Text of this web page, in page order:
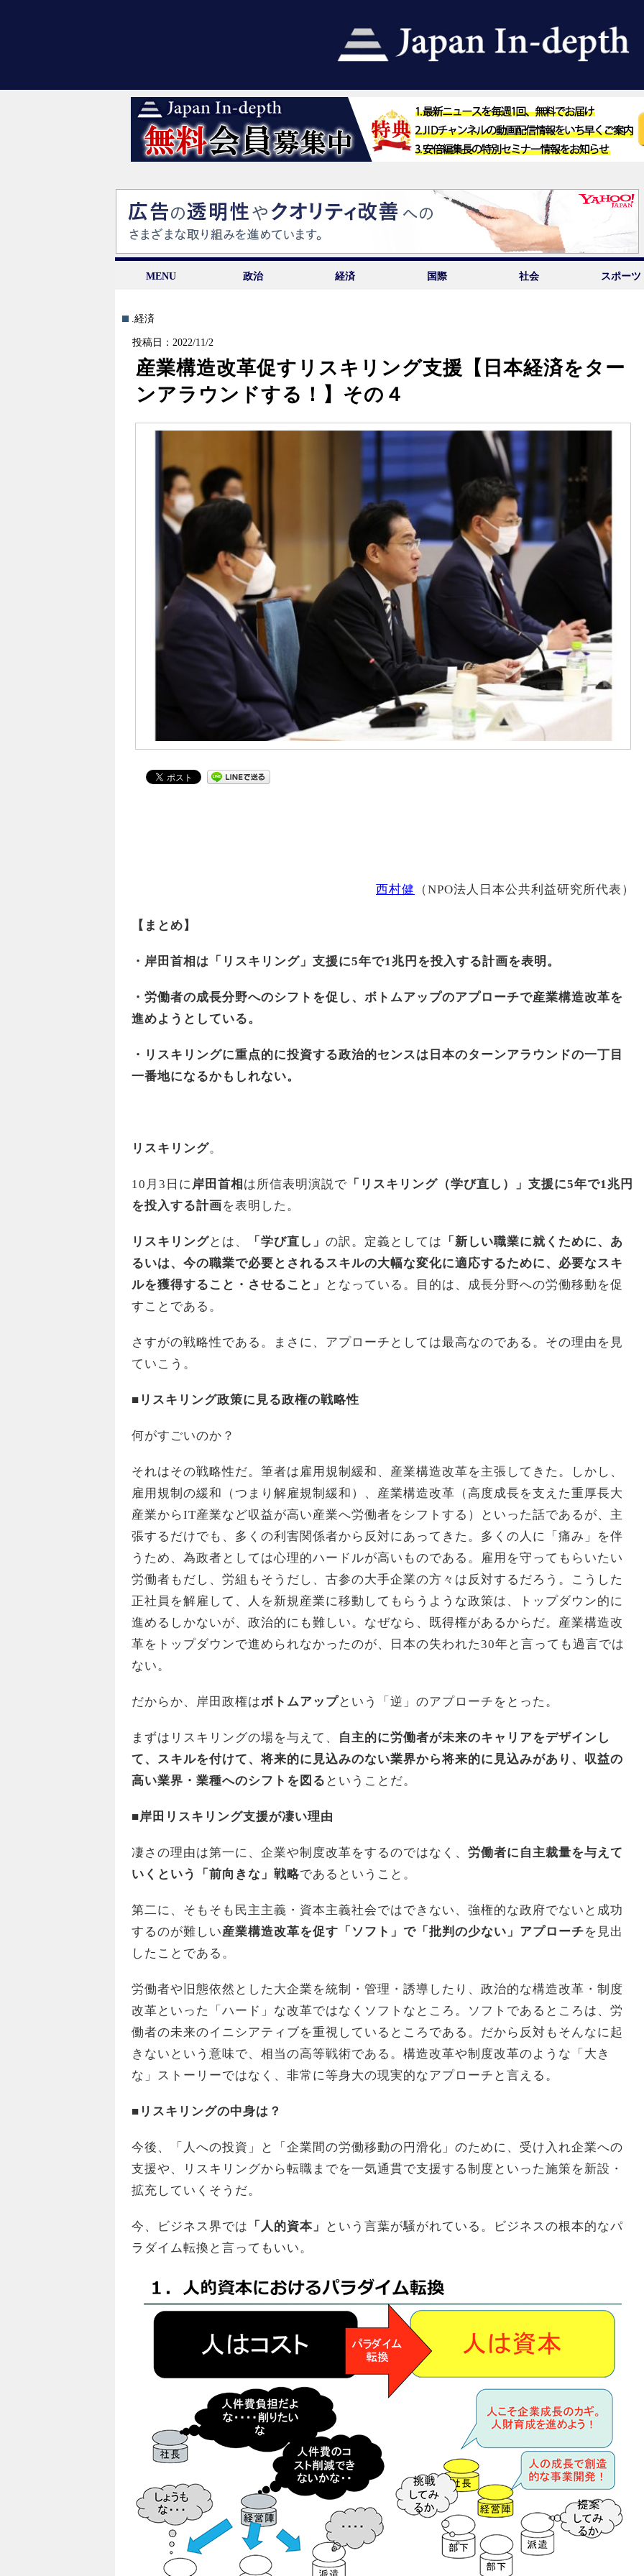
MENU 政治 経済 国際 社会 スポーツ
.経済
投稿日：2022/11/2
産業構造改革促すリスキリング支援【日本経済をター
ンアラウンドする！】その４
西村健 （NPO法人日本公共利益研究所代表）
【まとめ】
・ 岸田首相は「リスキリング」支援に5年で1兆円を投入する計画を表明。
・ 労働者の成長分野へのシフトを促し、ボトムアップのアプローチで産業構造改革を
進めようとしている。
・リスキリングに重点的に投資する政治的センスは日本のターンアラウンドの一丁目
一番地になるかもしれない。
リスキリング。
10月3日に岸田首相 は所信表明演説で 「リスキリング（学び直し）」支援に5年で1兆円
を投入する計画を表明した。
リスキリングとは、 「学び直し」 の訳。定義としては
「新しい職業に就くために、あ
るいは、今の職業で必要とされるスキルの大幅な変化に適応するために、必要なスキ
ルを獲得すること・させること」
となっている。目的は、成長分野への労働移動を促
すことである。
さすがの戦略性である。まさに、アプローチとしては最高なのである。その理由を見
ていこう。
■リスキリング政策に見る政権の戦略性
何がすごいのか？
それはその戦略性だ。筆者は雇用規制緩和、産業構造改革を主張してきた。しかし、
雇用規制の緩和（つまり解雇規制緩和）、産業構造改革（高度成長を支えた重厚長大
産業からIT産業など収益が高い産業へ労働者をシフトする）といった話であるが、主
張するだけでも、多くの利害関係者から反対にあってきた。多くの人に「痛み」を伴
うため、為政者としては心理的ハードルが高いものである。雇用を守ってもらいたい
労働者もだし、労組もそうだし、古参の大手企業の方々は反対するだろう。こうした
正社員を解雇して、人を新規産業に移動してもらうような政策は、トップダウン的に
進めるしかないが、政治的にも難しい。なぜなら、既得権があるからだ。産業構造改
革をトップダウンで進められなかったのが、日本の失われた30年と言っても過言では
ない。
だからか、岸田政権はボトムアップという「逆」のアプローチをとった。
まずはリスキリングの場を与えて、
自主的に労働者が未来のキャリアをデザインし
て、スキルを付けて、将来的に見込みのない業界から将来的に見込みがあり、収益の
高い業界・業種へのシフトを図る ということだ。
■岸田リスキリング支援が凄い理由
凄さの理由は第一に、企業や制度改革をするのではなく、 労働者に自主裁量を与えて
いくという「前向きな」戦略であるということ。
第二に、そもそも民主主義・資本主義社会ではできない、強権的な政府でないと成功
するのが難しい産業構造改革を促す「ソフト」で「批判の少ない」アプローチを見出
したことである。
労働者や旧態依然とした大企業を統制・管理・誘導したり、政治的な構造改革・制度
改革といった「ハード」な改革ではなくソフトなところ。ソフトであるところは、労
働者の未来のイニシアティブを重視しているところである。だから反対もそんなに起
きないという意味で、相当の高等戦術である。構造改革や制度改革のような「大き
な」ストーリーではなく、非常に等身大の現実的なアプローチと言える。
■リスキリングの中身は？
今後、「人への投資」と「企業間の労働移動の円滑化」のために、受け入れ企業への
支援や、リスキリングから転職までを一気通貫で支援する制度といった施策を新設・
拡充していくそうだ。
今、ビジネス界では 「人的資本」
という言葉が騒がれている。ビジネスの根本的なパ
ラダイム転換と言ってもいい。